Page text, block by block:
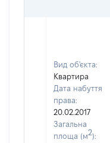
Вид об'єкта:
Квартира
Дата набуття
права:
20.02.2017
Загальна
площа (м2):